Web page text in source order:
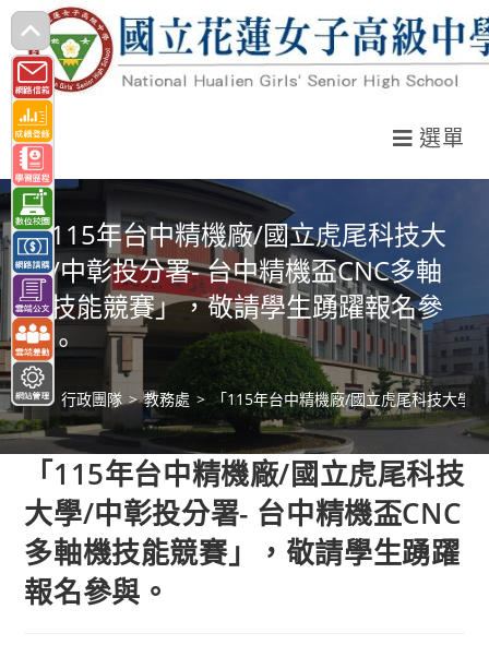
跳
轉
至
主
要
內
容
選單
「115年台中精機廠/國立虎尾科技大
學/中彰投分署- 台中精機盃CNC多軸
機技能競賽」，敬請學生踴躍報名參
與。
> 行政團隊 > 教務處 > 「115年台中精機廠/國立虎尾科技大學/
「115年台中精機廠/國立虎尾科技
大學/中彰投分署- 台中精機盃CNC
多軸機技能競賽」，敬請學生踴躍
報名參與。